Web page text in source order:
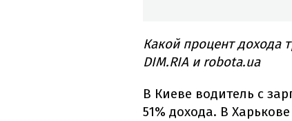
Какой процент дохода
DIM.RIA и robota.ua
В Киеве водитель с
51% дохода. В